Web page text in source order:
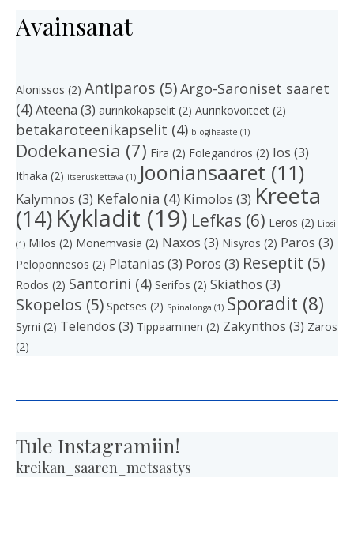
Avainsanat
Alonissos (2) Antiparos (5)Argo-Saroniset saaret
(4)Ateena (3) aurinkokapselit (2) Aurinkovoiteet (2)
betakaroteenikapselit (4) blogihaaste (1)
Dodekanesia (7) Fira (2) Folegandros (2) Ios (3)
Ithaka (2) itseruskettava (1) Jooniansaaret (11)
Kalymnos (3) Kefalonia (4) Kimolos (3) Kreeta
(14)Kykladit (19) Lefkas (6) Leros (2) Lipsi
(1) Milos (2) Monemvasia (2) Naxos (3) Nisyros (2) Paros (3)
Peloponnesos (2) Platanias (3) Poros (3) Reseptit (5)
Rodos (2) Santorini (4) Serifos (2) Skiathos (3)
Skopelos (5) Spetses (2) Spinalonga (1) Sporadit (8)
Symi (2) Telendos (3) Tippaaminen (2) Zakynthos (3) Zaros
(2)
Tule Instagramiin!
kreikan_saaren_metsastys